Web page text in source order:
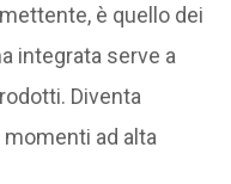
è quello dei
integrata serve a
Diventa
ad alta